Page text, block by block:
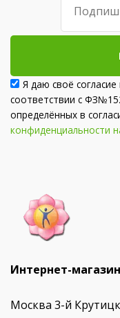
Я даю своё
соответствии с
определённых в
конфиденциальности
Интернет-
Москва 3-й